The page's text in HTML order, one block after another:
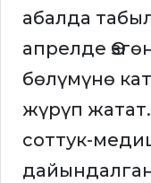
абалда
апрелде
бөлүмүнө
жүрүп
соттук-